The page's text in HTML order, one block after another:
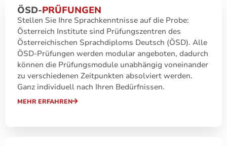
ÖSD-PRÜFUNGEN
Stellen Sie Ihre Sprachkenntnisse auf die Probe:
Österreich Institute sind Prüfungszentren des
Österreichischen Sprachdiploms Deutsch (ÖSD). Alle
ÖSD-Prüfungen werden modular angeboten, dadurch
können die Prüfungsmodule unabhängig voneinander
zu verschiedenen Zeitpunkten absolviert werden.
Ganz individuell nach Ihren Bedürfnissen.
MEHR ERFAHREN